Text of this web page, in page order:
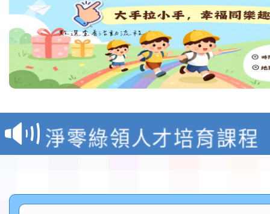
教育部校安中心白海豚
報
淨零綠領人才培育課程
及師生本土語及新住民
115年食農教育專業人